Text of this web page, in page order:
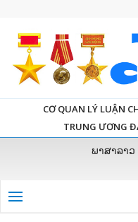
CƠ QUAN LÝ LUẬN
TRUNG ƯƠNG
ພາສາລາວ